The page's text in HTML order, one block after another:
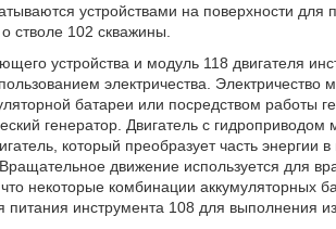
устройствами на поверхности для
стволе 102 скважины.
устройства и модуль 118 двигателя
электричества. Электричество
батареи или посредством работы
генератор. Двигатель с
который преобразует часть
движение используется для
некоторые комбинации аккумуляторных
питания инструмента 108 для выполнения